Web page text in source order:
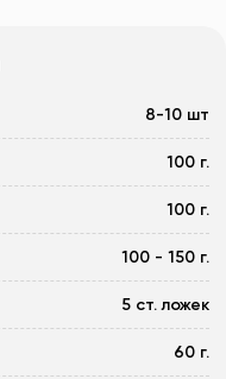
8-10 шт
100 г.
100 г.
100 - 150 г.
5 ст. ложек
60 г.